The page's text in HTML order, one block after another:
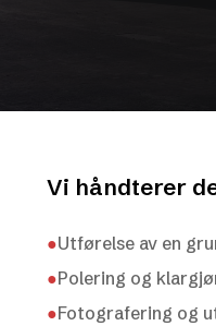
Vi håndterer
●Utførelse av en
●Polering og
●Fotografering og